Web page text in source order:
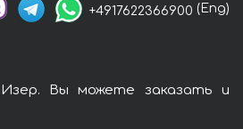
+4917622366900 (Eng)
Вы можете заказать и